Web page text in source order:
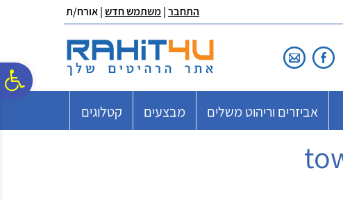
נגישות
אתר
המרכזי
התחבר|משתמש חדש| אורח/ת
אביזרים וריהוט משלים מבצעים קטלוגים